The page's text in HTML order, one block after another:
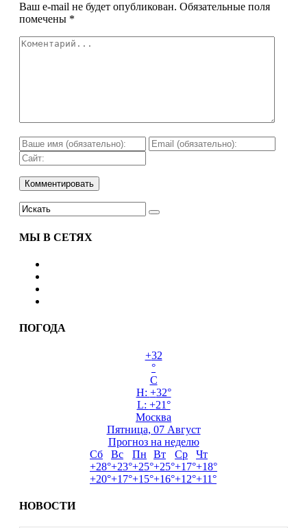
Ваш e-mail не будет опубликован. Обязательные поля
помечены *
МЫ В СЕТЯХ
ПОГОДА
+32
°
C
H: +32°
L: +21°
Москва
Пятница, 07 Август
Прогноз на неделю
Сб
Вс Пн Вт Ср
Чт
+28°+23°+25°+25°+17°+18°
+20°+17°+15°+16°+12°+11°
НОВОСТИ